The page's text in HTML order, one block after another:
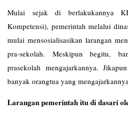
Mulai sejak di berlakukannya
Kompetensi), pemerintah melalui
mulai mensosialisasikan larangan
pra-sekolah. Meskipun begitu,
prasekolah mengajarkannya.
banyak orangtua yang
Larangan pemerintah itu di dasari